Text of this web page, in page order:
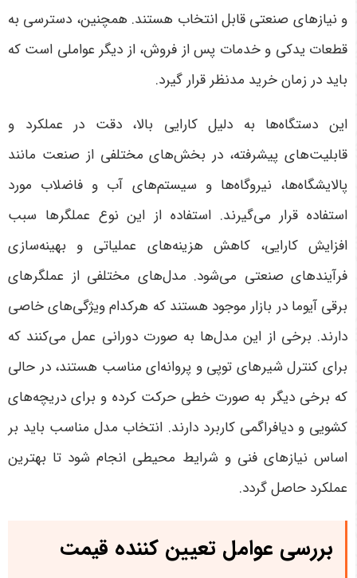
و نیازهای صنعتی قابل انتخاب هستند. همچنین، دسترسی به
قطعات یدکی و خدمات پس از فروش، از دیگر عواملی است که
باید در زمان خرید مدنظر قرار گیرد.
این دستگاه‌ها به دلیل کارایی بالا، دقت در عملکرد و
قابلیت‌های پیشرفته، در بخش‌های مختلفی از صنعت مانند
پالایشگاه‌ها، نیروگاه‌ها و سیستم‌های آب و فاضلاب مورد
استفاده قرار می‌گیرند. استفاده از این نوع عملگرها سبب
افزایش کارایی، کاهش هزینه‌های عملیاتی و بهینه‌سازی
فرآیندهای صنعتی می‌شود. مدل‌های مختلفی از عملگرهای
برقی آیوما در بازار موجود هستند که هرکدام ویژگی‌های خاصی
دارند. برخی از این مدل‌ها به صورت دورانی عمل می‌کنند که
برای کنترل شیرهای توپی و پروانه‌ای مناسب هستند، در حالی
که برخی دیگر به صورت خطی حرکت کرده و برای دریچه‌های
کشویی و دیافراگمی کاربرد دارند. انتخاب مدل مناسب باید بر
اساس نیازهای فنی و شرایط محیطی انجام شود تا بهترین
عملکرد حاصل گردد.
بررسی عوامل تعیین کننده قیمت